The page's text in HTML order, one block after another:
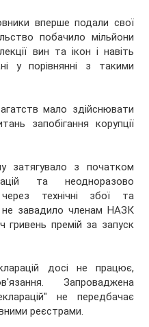
вперше подали свої
побачило мільйони
вин та ікон і навіть
у порівнянні з такими
мало здійснювати
запобігання корупції
затягувало з початком
та неодноразово
технічні збої та
не завадило членам НАЗК
гривень премій за запуск
досі не працює,
Запроваджена
не передбачає
реєстрами.